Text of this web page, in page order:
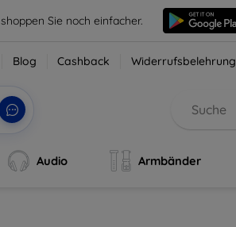
Sie noch einfacher.
Blog Cashback Widerrufsbelehrung
Audio Armbänder